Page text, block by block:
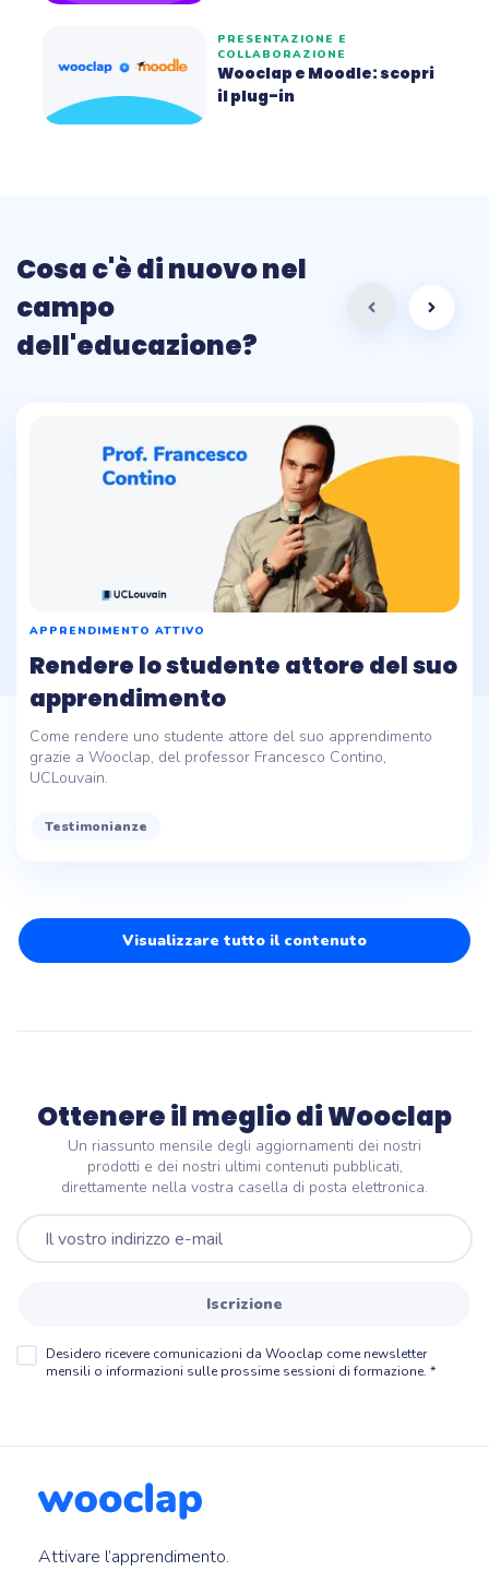
PRESENTAZIONE E
COLLABORAZIONE
Wooclap e Moodle: scopri
il plug-in
Cosa c'è di nuovo nel
campo
dell'educazione?
APPRENDIMENTO ATTIVO
Rendere lo studente attore del suo
apprendimento
Come rendere uno studente attore del suo apprendimento
grazie a Wooclap, del professor Francesco Contino,
UCLouvain.
Testimonianze
Visualizzare tutto il contenuto
Ottenere il meglio di Wooclap
Un riassunto mensile degli aggiornamenti dei nostri
prodotti e dei nostri ultimi contenuti pubblicati,
direttamente nella vostra casella di posta elettronica.
Iscrizione
Desidero ricevere comunicazioni da Wooclap come newsletter
mensili o informazioni sulle prossime sessioni di formazione. *
Attivare l’apprendimento.